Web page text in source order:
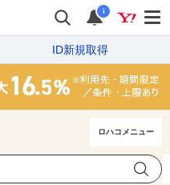
i
ID新規取得
ロハコメニュー